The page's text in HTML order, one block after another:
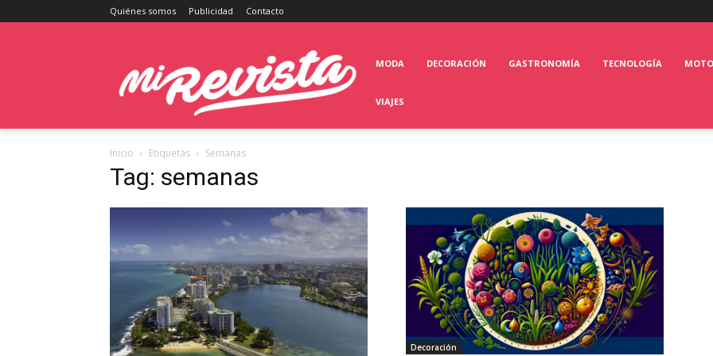
Quiénes somos Publicidad Contacto
MODA DECORACIÓN GASTRONOMÍA TECNOLOGÍA
VIAJES
Inicio Etiquetas Semanas
Tag: semanas
Decoración